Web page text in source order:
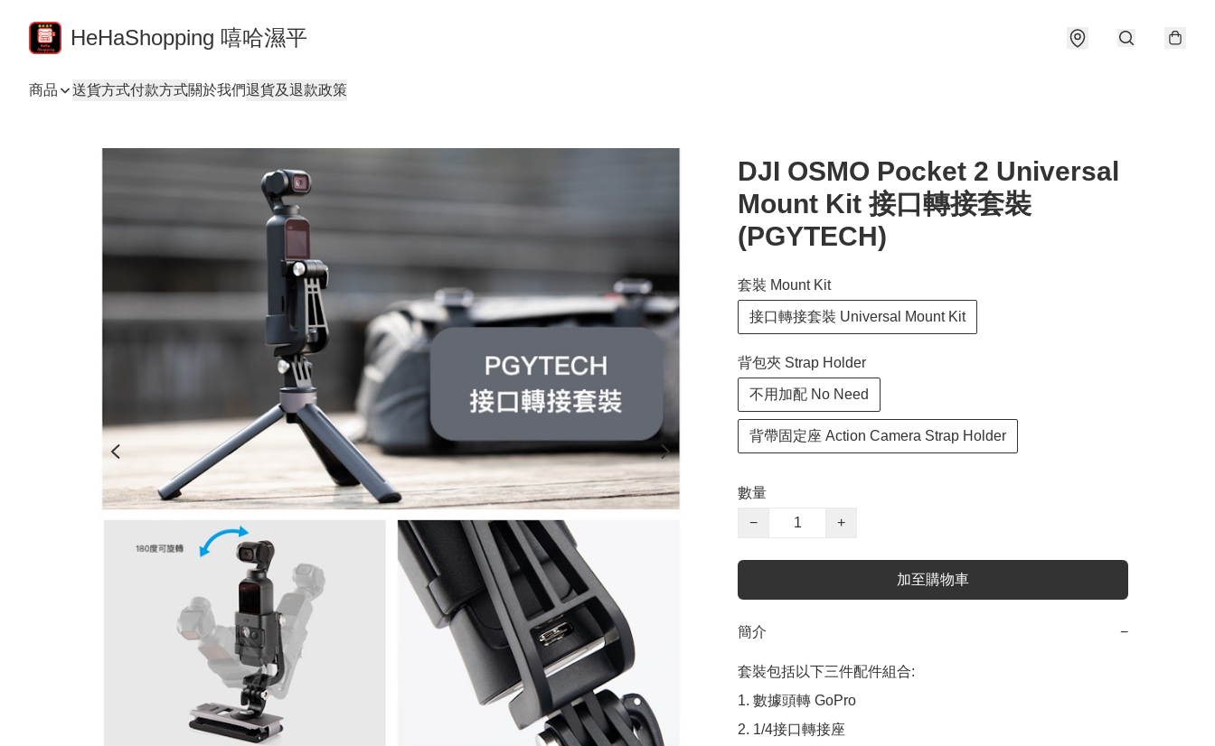
HeHaShopping 嘻哈濕平
商品 送貨方式付款方式關於我們退貨及退款政策
DJI OSMO Pocket 2 Universal
Mount Kit 接口轉接套裝
(PGYTECH)
套裝 Mount Kit
接口轉接套裝 Universal Mount Kit
背包夾 Strap Holder
不用加配 No Need
背帶固定座 Action Camera Strap Holder
數量
−
+
加至購物車
簡介 −
套裝包括以下三件配件組合:
1. 數據頭轉 GoPro
2. 1/4接口轉接座